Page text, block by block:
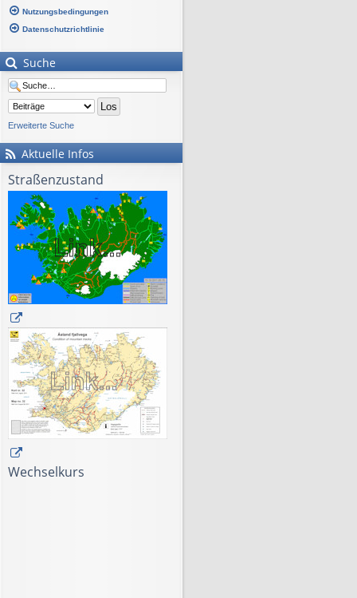
Nutzungsbedingungen
Datenschutzrichtlinie
Suche
Erweiterte Suche
Aktuelle Infos
Straßenzustand
Wechselkurs